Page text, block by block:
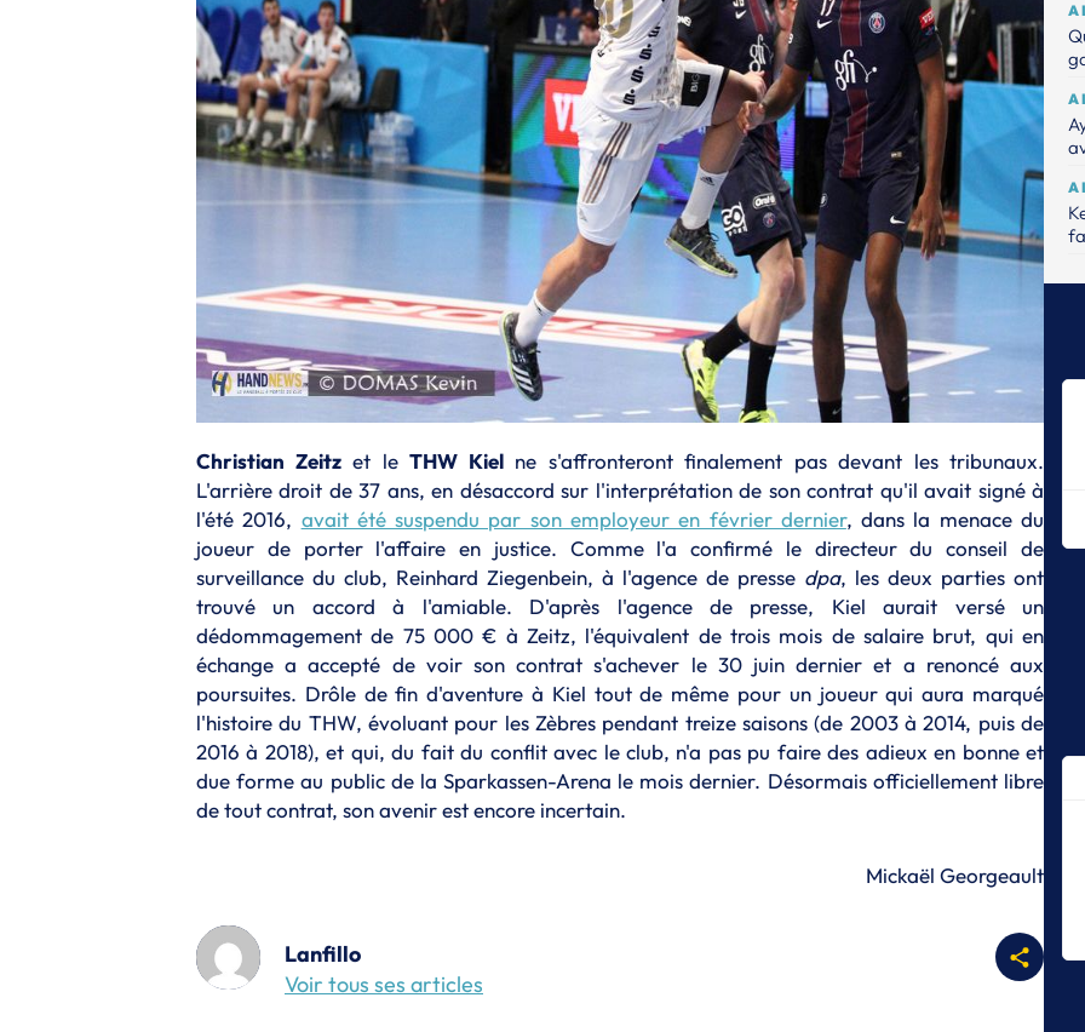
Christian Zeitzet le THW Kielne s'affronteront finalement pas devant les tribunaux.
L'arrière droit de 37 ans, en désaccord sur l'interprétation de son contrat qu'il avait signé à
l'été 2016, avait été suspendu par son employeur en février dernier, dans la menace du
joueur de porter l'affaire en justice. Comme l'a confirmé le directeur du conseil de
surveillance du club, Reinhard Ziegenbein, à l'agence de presse dpa, les deux parties ont
trouvé un accord à l'amiable. D'après l'agence de presse, Kiel aurait versé un
dédommagement de 75 000 € à Zeitz, l'équivalent de trois mois de salaire brut, qui en
échange a accepté de voir son contrat s'achever le 30 juin dernier et a renoncé aux
poursuites. Drôle de fin d'aventure à Kiel tout de même pour un joueur qui aura marqué
l'histoire du THW, évoluant pour les Zèbres pendant treize saisons (de 2003 à 2014, puis de
2016 à 2018), et qui, du fait du conflit avec le club, n'a pas pu faire des adieux en bonne et
due forme au public de la Sparkassen-Arena le mois dernier. Désormais officiellement libre
de tout contrat, son avenir est encore incertain.
Mickaël Georgeault
Lanfillo
Voir tous ses articles